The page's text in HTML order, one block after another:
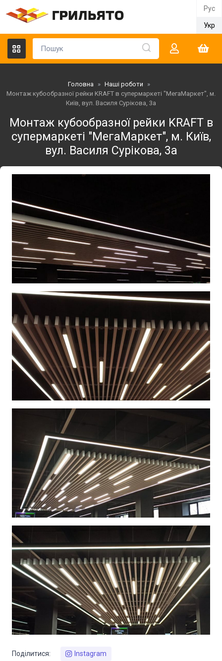
Рус
Укр
Головна » Наші роботи
»
Монтаж кубообразної рейки KRAFT в супермаркеті "МегаМаркет", м.
Київ, вул. Василя Сурікова, 3а
Монтаж кубообразної рейки KRAFT в
супермаркеті "МегаМаркет", м. Київ,
вул. Василя Сурікова, 3а
Поділитися: Instagram